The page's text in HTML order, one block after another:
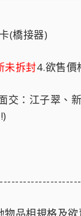
(橋接器)
未拆封4.欲售價
交：江子翠、